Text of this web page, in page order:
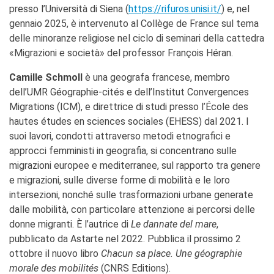
presso l’Università di Siena (https://rifuros.unisi.it/) e, nel
gennaio 2025, è intervenuto al Collège de France sul tema
delle minoranze religiose nel ciclo di seminari della cattedra
«Migrazioni e società» del professor François Héran.
Camille Schmoll
è una geografa francese, membro
dell’UMR Géographie-cités e dell’Institut Convergences
Migrations (ICM), e direttrice di studi presso l’École des
hautes études en sciences sociales (EHESS) dal 2021. I
suoi lavori, condotti attraverso metodi etnografici e
approcci femministi in geografia, si concentrano sulle
migrazioni europee e mediterranee, sul rapporto tra genere
e migrazioni, sulle diverse forme di mobilità e le loro
intersezioni, nonché sulle trasformazioni urbane generate
dalle mobilità, con particolare attenzione ai percorsi delle
donne migranti. È l’autrice di Le dannate del mare,
pubblicato da Astarte nel 2022. Pubblica il prossimo 2
ottobre il nuovo libro Chacun sa place. Une géographie
morale des mobilités (CNRS Editions).